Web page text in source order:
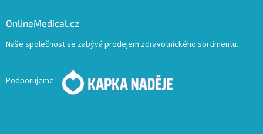
OnlineMedical.cz
Naše společnost se zabývá prodejem zdravotnického sortimentu.
Podporujeme: